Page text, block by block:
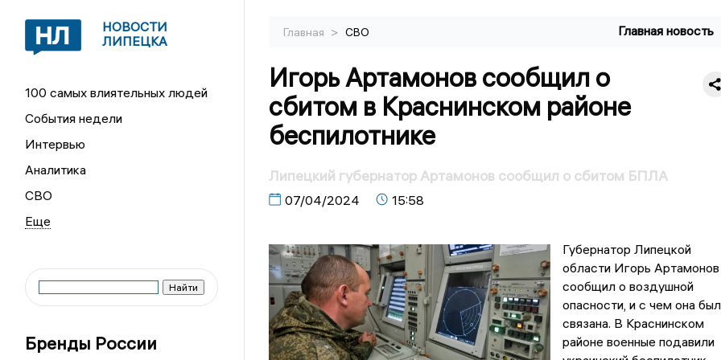
НОВОСТИ
ЛИПЕЦКА
100 самых влиятельных людей
События недели
Интервью
Аналитика
СВО
Бренды России
Главная > СВО Главная новость
Игорь Артамонов сообщил о
сбитом в Краснинском районе
беспилотнике
Липецкий губернатор Артамонов сообщил о сбитом БПЛА
07/04/2024 15:58
Губернатор Липецкой
области Игорь Артамонов
сообщил о воздушной
опасности, и с чем она
связана. В Краснинском
районе военные подавили